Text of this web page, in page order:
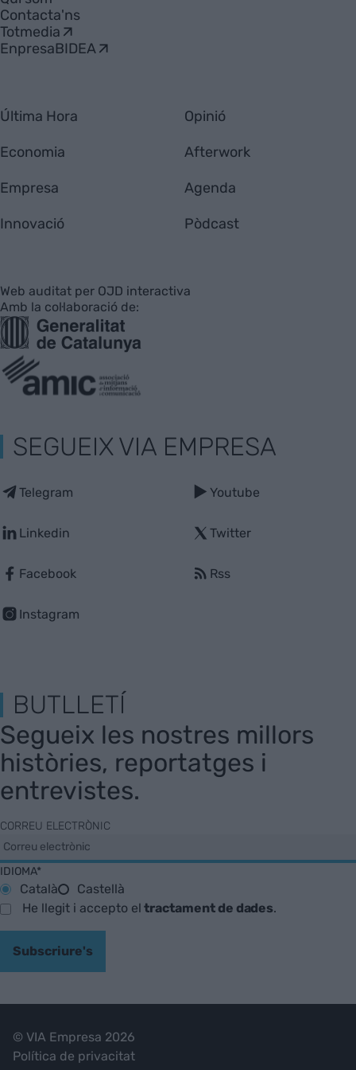
Contacta'ns
Totmedia
EnpresaBIDEA
Última Hora
Economia
Empresa
Innovació
Opinió
Afterwork
Agenda
Pòdcast
Web auditat per OJD interactiva
Amb la col·laboració de:
SEGUEIX VIA EMPRESA
Telegram
Linkedin
Facebook
Instagram
Youtube
Twitter
Rss
BUTLLETÍ
Segueix les nostres millors
històries, reportatges i
entrevistes.
CORREU ELECTRÒNIC
IDIOMA*
Català
Castellà
He llegit i accepto eltractament de dades.
Subscriure's
© VIA Empresa 2026
Política de privacitat